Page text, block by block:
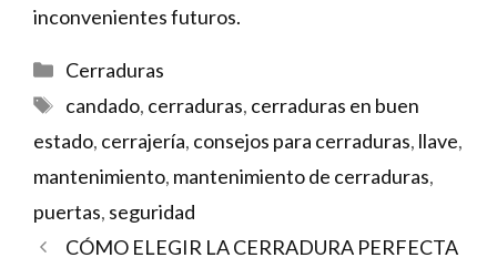
⁢inconvenientes futuros.
Categorías
Cerraduras
Etiquetas
candado, cerraduras, cerraduras en buen
estado, cerrajería, consejos para cerraduras, llave,
mantenimiento, mantenimiento de cerraduras,
puertas, seguridad
CÓMO ELEGIR LA CERRADURA PERFECTA